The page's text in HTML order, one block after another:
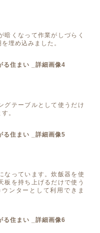
暗くなって作業がしづらく
埋め込みました。
グテーブルとして使うだけ
。
なっています。炊飯器を使
板を持ち上げるだけで使う
ンターとして利用できま